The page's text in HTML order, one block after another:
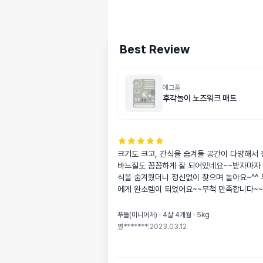
Best Review
에그풀
후각놀이 노즈워크 매트
크기도 크고, 간식을 숨겨둘 공간이 다양해서
바느질도 꼼꼼하게 잘 되어있네요~~받자마
식을 숨겨줬더니 정신없이 찾으며 놀아요~^^
에게 완소템이 되었어요~~무척 만족합니다
푸들(미니어처) · 4살 4개월 · 5kg
별******* 2023.03.12